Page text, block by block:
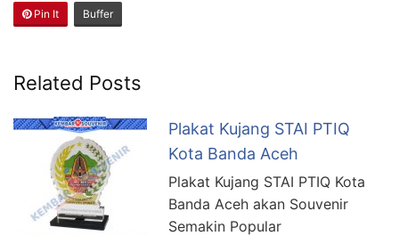
Pin It Buffer
Related Posts
Plakat Kujang STAI PTIQ
Kota Banda Aceh
Plakat Kujang STAI PTIQ Kota
Banda Aceh akan Souvenir
Semakin Popular